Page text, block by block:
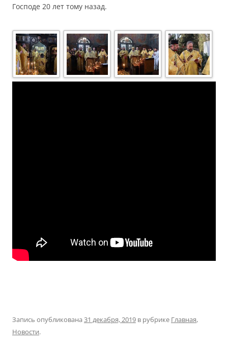
Господе 20 лет тому назад.
Запись опубликована 31 декабря, 2019 в рубрике Главная,
Новости.